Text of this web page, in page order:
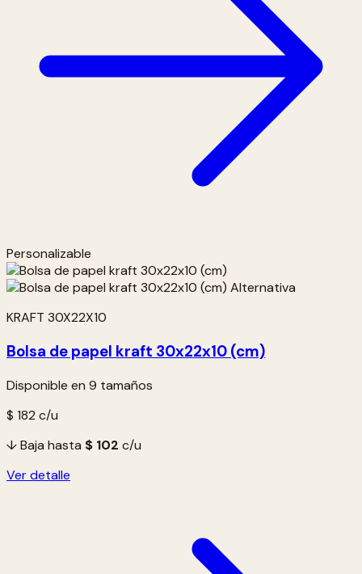
Personalizable
KRAFT 30X22X10
Bolsa de papel kraft 30x22x10 (cm)
Disponible en 9 tamaños
$ 182 c/u
↓ Baja hasta $ 102 c/u
Ver detalle